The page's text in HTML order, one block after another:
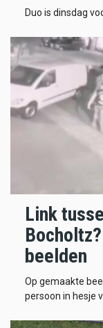
Duo is dinsdag
Link
beelden
Op gemaakte
persoon in hesje